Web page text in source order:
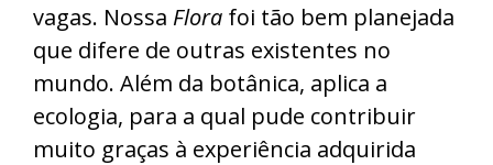
vagas. Nossa Flora foi tão bem planejada
que difere de outras existentes no
mundo. Além da botânica, aplica a
ecologia, para a qual pude contribuir
muito graças à experiência adquirida